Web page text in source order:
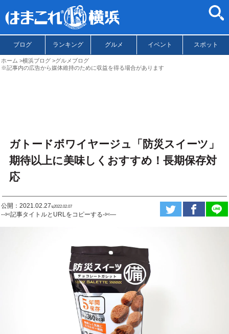
ブログ ランキング グルメ イベント スポット
ホーム 横浜ブログ
グルメブログ
※記事内の広告から媒体維持のために収益を得る場合があります
ガトードボワイヤージュ「防災スイーツ」
期待以上に美味しくおすすめ！長期保存対
応
公開：2021.02.27ಇ2022.02.07
--✄記事タイトルとURLをコピーする-✄—